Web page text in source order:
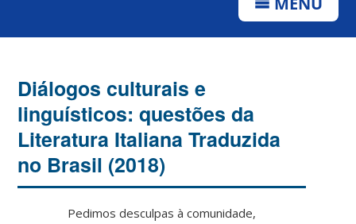
Diálogos culturais e
linguísticos: questões da
Literatura Italiana Traduzida
no Brasil (2018)
Pedimos desculpas à comunidade,